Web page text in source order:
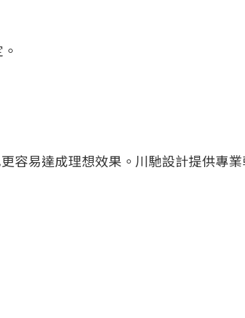
容易達成理想效果。川馳設計提供專